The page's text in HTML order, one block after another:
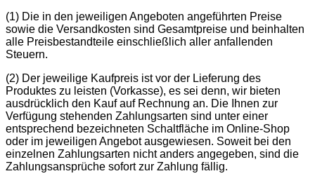
(1) Die in den jeweiligen Angeboten angeführten Preise
sowie die Versandkosten sind Gesamtpreise und beinhalten
alle Preisbestandteile einschließlich aller anfallenden
Steuern.
(2) Der jeweilige Kaufpreis ist vor der Lieferung des
Produktes zu leisten (Vorkasse), es sei denn, wir bieten
ausdrücklich den Kauf auf Rechnung an. Die Ihnen zur
Verfügung stehenden Zahlungsarten sind unter einer
entsprechend bezeichneten Schaltfläche im Online-Shop
oder im jeweiligen Angebot ausgewiesen. Soweit bei den
einzelnen Zahlungsarten nicht anders angegeben, sind die
Zahlungsansprüche sofort zur Zahlung fällig.